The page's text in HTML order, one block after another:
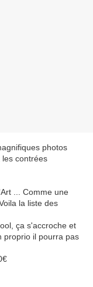
photos
les contrées
... Comme une
la liste des
ça s'accroche et
proprio il pourra pas